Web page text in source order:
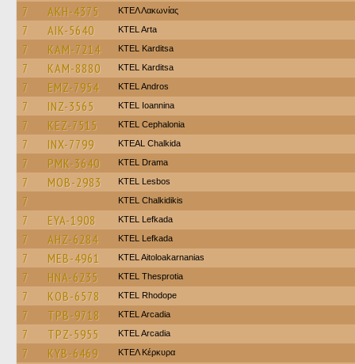
7 AKH-4375 ΚΤΕΛ Λακωνίας
7 AIK-5640 KTEL Arta
7 KAM-7214 ΚΤΕL Karditsa
7 KAM-8880 ΚΤΕL Karditsa
7 EMZ-7954 KTEL Andros
7 INZ-3565 KTEL Ioannina
7 KEZ-7515 KTEL Cephalonia
7 INX-7799 KTEAL Chalkida
7 PMK-3640 KTEL Drama
7 MOB-2983 KTEL Lesbos
7 ΚΤΕL Chalkidikis
7 EYA-1908 KTEL Lefkada
7 AHZ-6284 KTEL Lefkada
7 MEB-4961 KTEL Aitoloakarnanias
7 HNA-6235 KTEL Thesprotia
7 KOB-6578 KTEL Rhodope
7 TPB-9718 KTEL Arcadia
7 TPZ-5955 KTEL Arcadia
7 KYB-6469 ΚΤΕΛ Κέρκυρα